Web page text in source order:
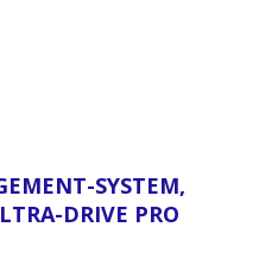
SYSTEM,
DRIVE PRO